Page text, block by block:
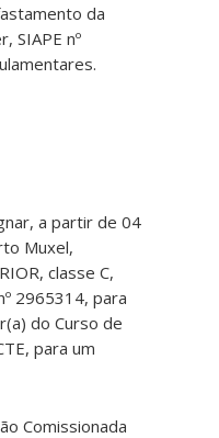
da
SIAPE nº
a partir de 04
Muxel,
classe C,
2965314, para
do Curso de
para um
Comissionada